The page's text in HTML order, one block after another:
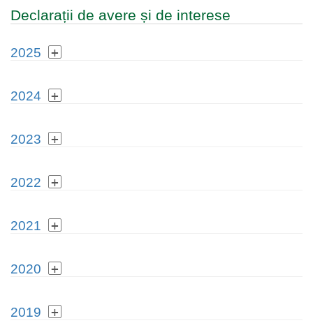
Declarații de avere și de interese
2025
2024
2023
2022
2021
2020
2019